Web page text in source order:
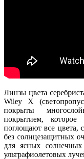
Линзы цвета
Wiley X
покрыты
покрытием,
поглощают все цвета,
без солнцезащитных
для ясных
ультрафиолетовых